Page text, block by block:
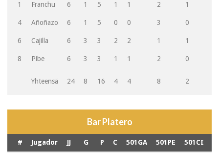
1 Franchu 6 1 5 1 1 2 1
4 Añoñazo 6 1 5 0 0 3 0
6 Cajilla 6 3 3 2 2 1 1
8 Pibe 6 3 3 1 1 2 0
Yhteensä 24 8 16 4 4 8 2
Bar Platero
# Jugador JJ G P C 501GA 501PE 501CI